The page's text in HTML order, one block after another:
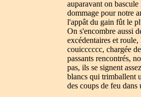
auparavant on bascule
dommage pour notre
l'appât du gain fût le
On s'encombre aussi
excédentaires et
couicccccc, chargée
passants rencontrés,
pas, ils se signent
blancs qui trimballent
des coups de feu